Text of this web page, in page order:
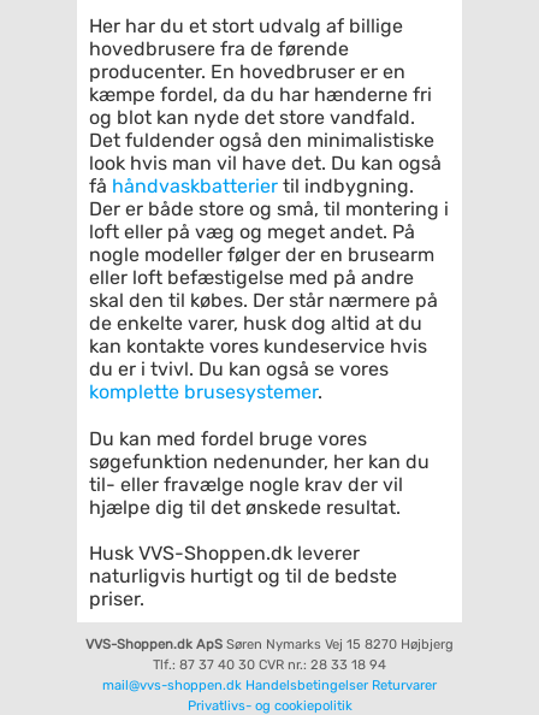
Her har du et stort udvalg af billige
hovedbrusere fra de førende
producenter. En hovedbruser er en
kæmpe fordel, da du har hænderne fri
og blot kan nyde det store vandfald.
Det fuldender også den minimalistiske
look hvis man vil have det. Du kan også
få håndvaskbatterier til indbygning.
Der er både store og små, til montering i
loft eller på væg og meget andet. På
nogle modeller følger der en brusearm
eller loft befæstigelse med på andre
skal den til købes. Der står nærmere på
de enkelte varer, husk dog altid at du
kan kontakte vores kundeservice hvis
du er i tvivl. Du kan også se vores
komplette brusesystemer.
Du kan med fordel bruge vores
søgefunktion nedenunder, her kan du
til- eller fravælge nogle krav der vil
hjælpe dig til det ønskede resultat.
Husk VVS-Shoppen.dk leverer
naturligvis hurtigt og til de bedste
priser.
VVS-Shoppen.dk ApS Søren Nymarks Vej 15 8270 Højbjerg
Tlf.: 87 37 40 30 CVR nr.: 28 33 18 94
mail@vvs-shoppen.dk Handelsbetingelser Returvarer
Privatlivs- og cookiepolitik